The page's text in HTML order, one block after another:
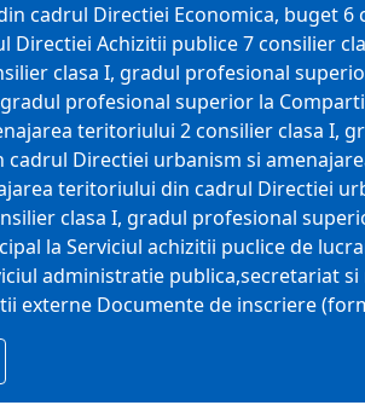
cadrul Directiei Economica, buget
Directiei Achizitii publice 7 consilier
clasa I, gradul profesional
profesional superior la
teritoriului 2 consilier clasa I,
Directiei urbanism si
teritoriului din cadrul Directiei
clasa I, gradul profesional
la Serviciul achizitii puclice de
administratie publica,secretariat
externe Documente de inscriere